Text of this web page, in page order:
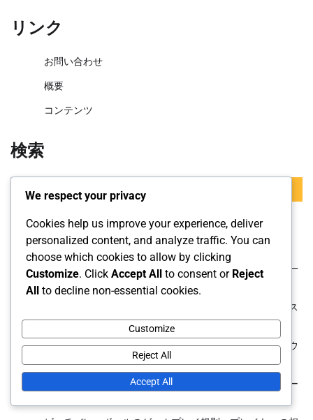
リンク
お問い合わせ
概要
コンテンツ
検索
for:
最近の投稿
ビーチバレーボールのファウルと違反：ルールの施行、一
貫性、審判のトレーニング
ビーチバレーボール公式ルール：得点方法、ポイントシス
テム、タイブレーカー
ビーチバレーボール公式ルール：審判の合図、タイムアウ
ビーチバレーボールのゲームプレイ規則：攻撃フォーメー
We respect your privacy
Cookies help us improve your experience, deliver
personalized content, and analyze traffic. You can
choose which cookies to allow by clicking
Customize. Click Accept All to consent or Reject
All to decline non-essential cookies.
Customize
Reject All
Accept All